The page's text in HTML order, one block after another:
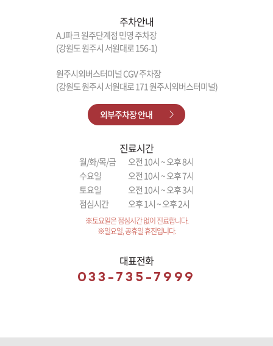
주차안내
AJ파크 원주단계점 민영 주차장
(강원도 원주시 서원대로 156-1)
원주시외버스터미널 CGV 주차장
(강원도 원주시 서원대로 171 원주시외버스터미널)
외부주차장 안내
진료시간
월/화/목/금
오전 10시 ~ 오후 8시
수요일
오전 10시 ~ 오후 7시
토요일
오전 10시 ~ 오후 3시
점심시간
오후 1시 ~ 오후 2시
※토요일은 점심시간 없이 진료합니다.
※일요일, 공휴일 휴진입니다.
대표전화
033-735-7999